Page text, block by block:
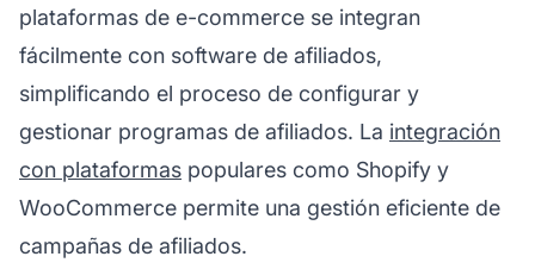
plataformas de e-commerce se integran
fácilmente con software de afiliados,
simplificando el proceso de configurar y
gestionar programas de afiliados. La integración
con plataformas populares como Shopify y
WooCommerce permite una gestión eficiente de
campañas de afiliados.